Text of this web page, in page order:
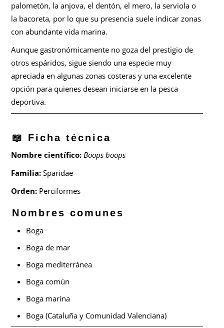
palometón, la anjova, el dentón, el mero, la serviola o
la bacoreta, por lo que su presencia suele indicar zonas
con abundante vida marina.
Aunque gastronómicamente no goza del prestigio de
otros espáridos, sigue siendo una especie muy
apreciada en algunas zonas costeras y una excelente
opción para quienes desean iniciarse en la pesca
deportiva.
📖 Ficha técnica
Nombre científico: Boops boops
Familia: Sparidae
Orden: Perciformes
Nombres comunes
Boga
Boga de mar
Boga mediterránea
Boga común
Boga marina
Boga (Cataluña y Comunidad Valenciana)